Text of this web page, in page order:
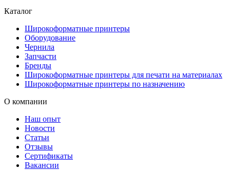
Каталог
Широкоформатные принтеры
Оборудование
Чернила
Запчасти
Бренды
Широкоформатные принтеры для печати на материалах
Широкоформатные принтеры по назначению
О компании
Наш опыт
Новости
Статьи
Отзывы
Сертификаты
Вакансии